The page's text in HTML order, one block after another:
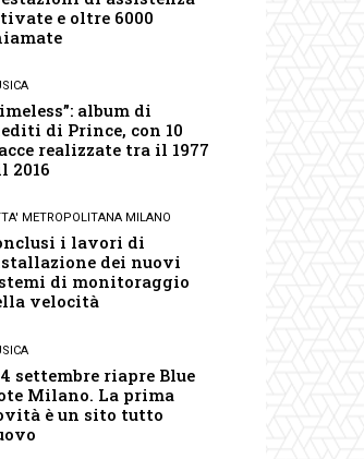
e oltre 6000
album di
di Prince, con 10
realizzate tra il 1977
2016
METROPOLITANA MILANO
i lavori di
dei nuovi
di monitoraggio
velocità
settembre riapre Blue
Milano. La prima
è un sito tutto